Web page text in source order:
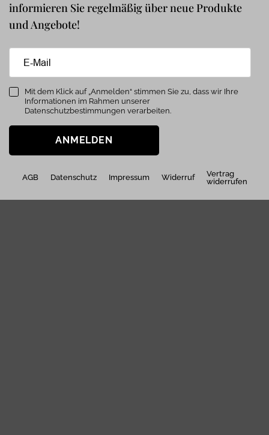
informieren Sie regelmäßig über neue Produkte
und Angebote!
Mit dem Klick auf „Anmelden“ stimmen Sie zu, dass wir Ihre
Informationen im Rahmen unserer
Datenschutzbestimmungen verarbeiten.
ANMELDEN
AGB Datenschutz Impressum Widerruf
Vertrag
widerrufen